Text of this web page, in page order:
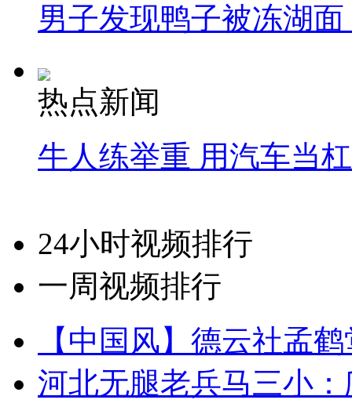
男子发现鸭子被冻湖
热点新闻
牛人练举重 用汽车当
24小时视频排行
一周视频排行
【中国风】德云社孟
河北无腿老兵马三小